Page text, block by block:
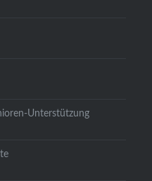
Unterstützung